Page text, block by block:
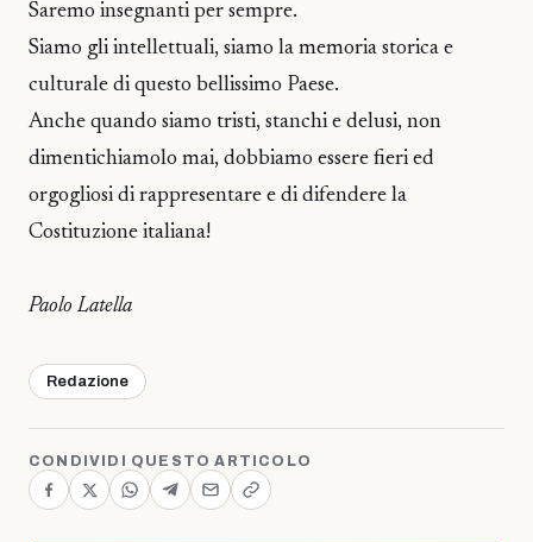
Saremo insegnanti per sempre.
Siamo gli intellettuali, siamo la memoria storica e
culturale di questo bellissimo Paese.
Anche quando siamo tristi, stanchi e delusi, non
dimentichiamolo mai, dobbiamo essere fieri ed
orgogliosi di rappresentare e di difendere la
Costituzione italiana!
Paolo Latella
Redazione
CONDIVIDI QUESTO ARTICOLO